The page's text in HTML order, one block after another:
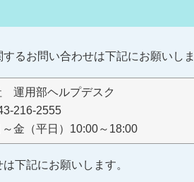
るお問い合わせは下記にお願いしま
運用部ヘルプデスク
216-2555
金（平日）10:00～18:00
下記にお願いします。